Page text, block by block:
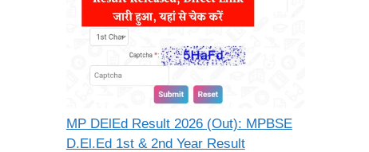
MP DElEd Result 2026 (Out): MPBSE
D.El.Ed 1st & 2nd Year Result